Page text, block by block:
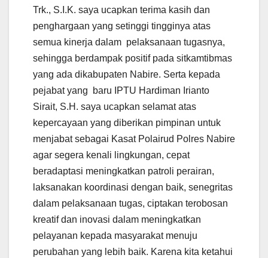
Trk., S.I.K. saya ucapkan terima kasih dan
penghargaan yang setinggi tingginya atas
semua kinerja dalam pelaksanaan tugasnya,
sehingga berdampak positif pada sitkamtibmas
yang ada dikabupaten Nabire. Serta kepada
pejabat yang baru IPTU Hardiman Irianto
Sirait, S.H. saya ucapkan selamat atas
kepercayaan yang diberikan pimpinan untuk
menjabat sebagai Kasat Polairud Polres Nabire
agar segera kenali lingkungan, cepat
beradaptasi meningkatkan patroli perairan,
laksanakan koordinasi dengan baik, senegritas
dalam pelaksanaan tugas, ciptakan terobosan
kreatif dan inovasi dalam meningkatkan
pelayanan kepada masyarakat menuju
perubahan yang lebih baik. Karena kita ketahui